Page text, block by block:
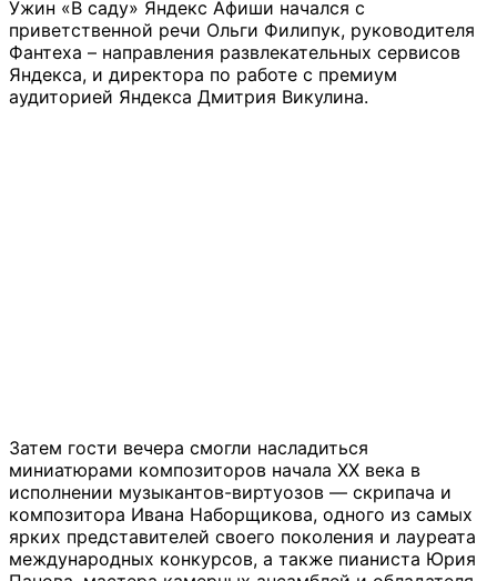
Ужин «В саду» Яндекс Афиши начался с
приветственной речи Ольги Филипук, руководителя
Фантеха – направления развлекательных сервисов
Яндекса, и директора по работе с премиум
аудиторией Яндекса Дмитрия Викулина.
Затем гости вечера смогли насладиться
миниатюрами композиторов начала XX века в
исполнении музыкантов-виртуозов — скрипача и
композитора Ивана Наборщикова, одного из самых
ярких представителей своего поколения и лауреата
международных конкурсов, а также пианиста Юрия